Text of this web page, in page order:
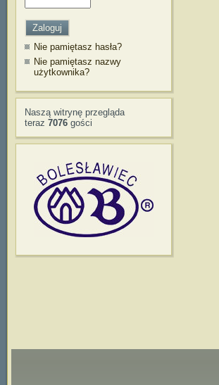
Nie pamiętasz hasła?
Nie pamiętasz nazwy
użytkownika?
Naszą witrynę przegląda
teraz 7076 gości